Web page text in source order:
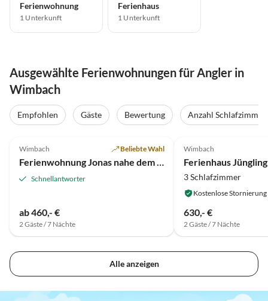
Ferienwohnung
1 Unterkunft
Ferienhaus
1 Unterkunft
Ausgewählte Ferienwohnungen für Angler in
Wimbach
Empfohlen Gäste Bewertung
Anzahl Schlafzimmer
Wimbach Beliebte Wahl
Schnellantworter
ab 460,- €
2 Gäste / 7 Nächte
Wimbach
Ferienhaus Jüngling
3 Schlafzimmer
Kostenlose Stornierung
630,- €
2 Gäste / 7 Nächte
Alle anzeigen